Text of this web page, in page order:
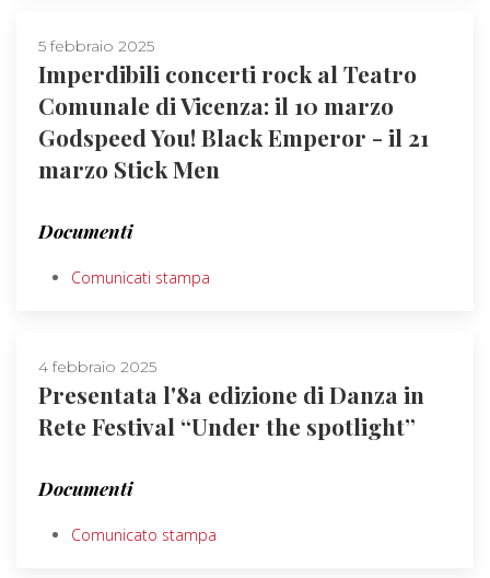
5 febbraio 2025
Imperdibili concerti rock al Teatro
Comunale di Vicenza: il 10 marzo
Godspeed You! Black Emperor - il 21
marzo Stick Men
Documenti
Comunicati stampa
4 febbraio 2025
Presentata l'8a edizione di Danza in
Rete Festival “Under the spotlight”
Documenti
Comunicato stampa